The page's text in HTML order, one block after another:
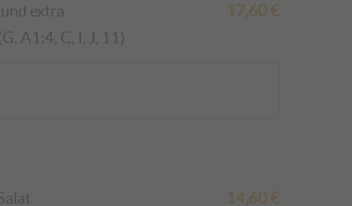
und extra
A1:4, C, I, J, 11)
17,60 €
14,60 €